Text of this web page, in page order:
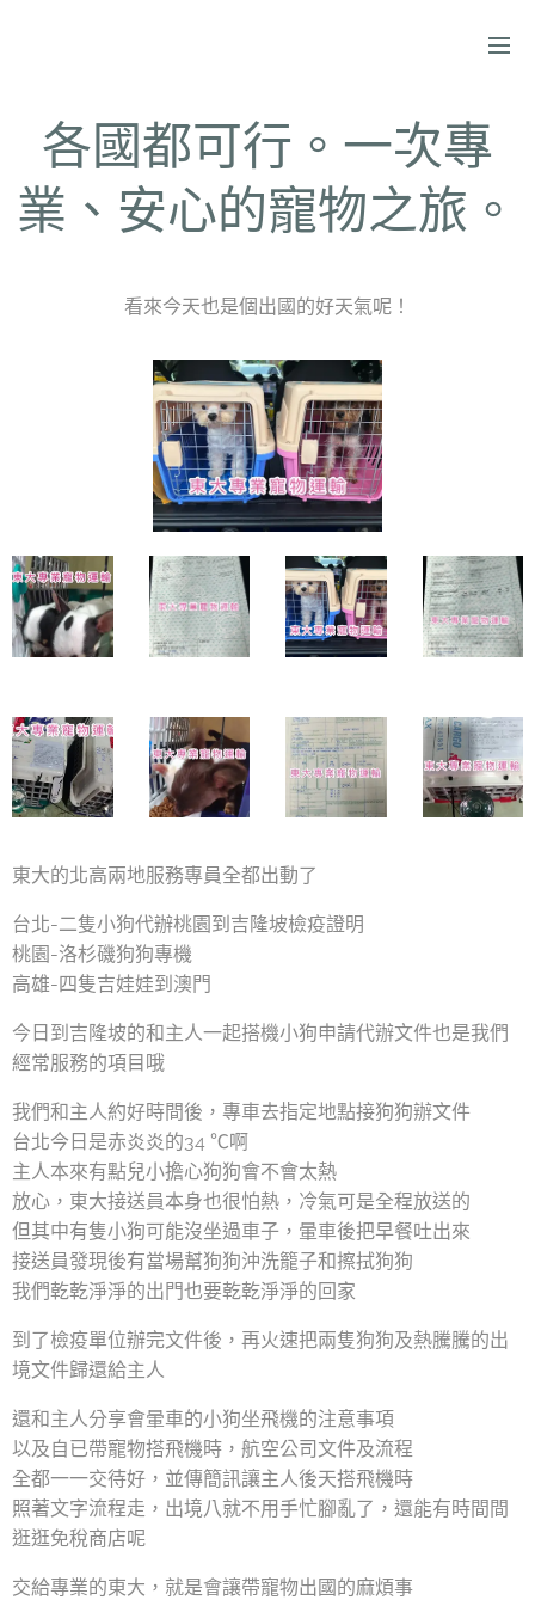
各國都可行。一次專
業、安心的寵物之旅。
看來今天也是個出國的好天氣呢！
東大的北高兩地服務專員全都出動了
台北-二隻小狗代辦桃園到吉隆坡檢疫證明
桃園-洛杉磯狗狗專機
高雄-四隻吉娃娃到澳門
今日到吉隆坡的和主人一起搭機小狗申請代辦文件也是我們
經常服務的項目哦
我們和主人約好時間後，專車去指定地點接狗狗辦文件
台北今日是赤炎炎的34 ℃啊
主人本來有點兒小擔心狗狗會不會太熱
放心，東大接送員本身也很怕熱，冷氣可是全程放送的
但其中有隻小狗可能沒坐過車子，暈車後把早餐吐出來
接送員發現後有當場幫狗狗沖洗籠子和擦拭狗狗
我們乾乾淨淨的出門也要乾乾淨淨的回家
到了檢疫單位辦完文件後，再火速把兩隻狗狗及熱騰騰的出
境文件歸還給主人
還和主人分享會暈車的小狗坐飛機的注意事項
以及自已帶寵物搭飛機時，航空公司文件及流程
全都一一交待好，並傳簡訊讓主人後天搭飛機時
照著文字流程走，出境八就不用手忙腳亂了，還能有時間間
逛逛免稅商店呢
交給專業的東大，就是會讓帶寵物出國的麻煩事